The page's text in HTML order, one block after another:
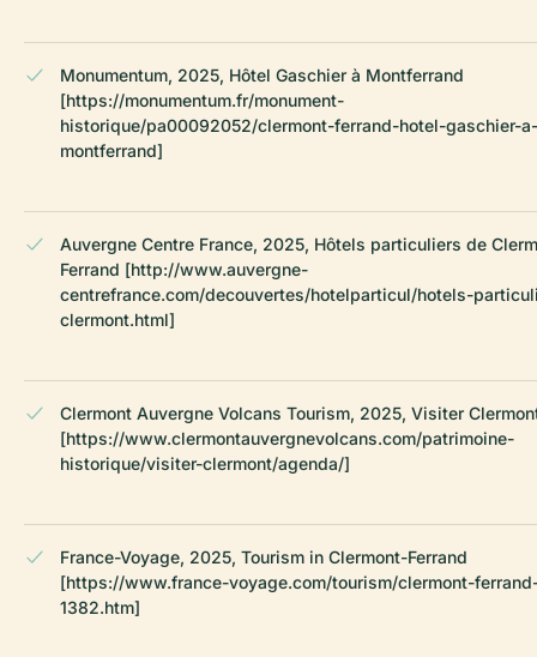
Monumentum, 2025, Hôtel Gaschier à Montferrand
[https://monumentum.fr/monument-
historique/pa00092052/clermont-ferrand-hotel-gaschier-a-
montferrand]
Auvergne Centre France, 2025, Hôtels particuliers de
Ferrand [http://www.auvergne-
centrefrance.com/decouvertes/hotelparticul/hotels-
clermont.html]
Clermont Auvergne Volcans Tourism, 2025, Visiter
[https://www.clermontauvergnevolcans.com/patrimoine-
historique/visiter-clermont/agenda/]
France-Voyage, 2025, Tourism in Clermont-Ferrand
[https://www.france-voyage.com/tourism/clermont-
1382.htm]